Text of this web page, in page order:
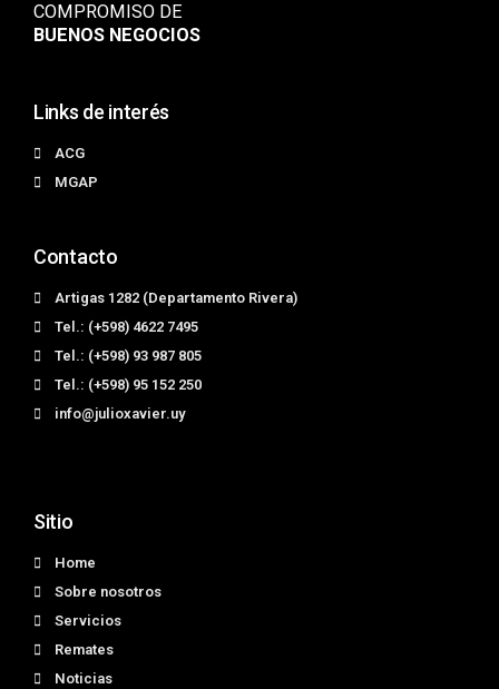
COMPROMISO DE
BUENOS NEGOCIOS
Links de interés
ACG
MGAP
Contacto
Artigas 1282 (Departamento Rivera)
Tel.: (+598) 4622 7495
Tel.: (+598) 93 987 805
Tel.: (+598) 95 152 250
info@julioxavier.uy
Sitio
Home
Sobre nosotros
Servicios
Remates
Noticias